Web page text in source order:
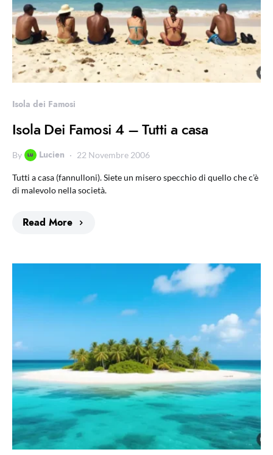
Isola dei Famosi
Isola Dei Famosi 4 – Tutti a casa
By Lucien 22 Novembre 2006
Tutti a casa (fannulloni). Siete un misero specchio di quello che c’è
di malevolo nella società.
Read More